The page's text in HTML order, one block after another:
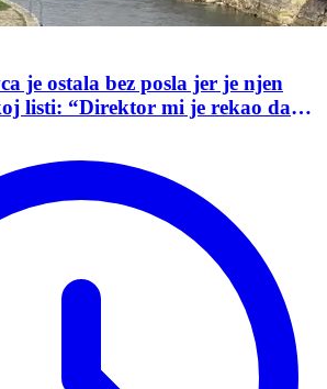
je ostala bez posla jer je njen
listi: “Direktor mi je rekao da